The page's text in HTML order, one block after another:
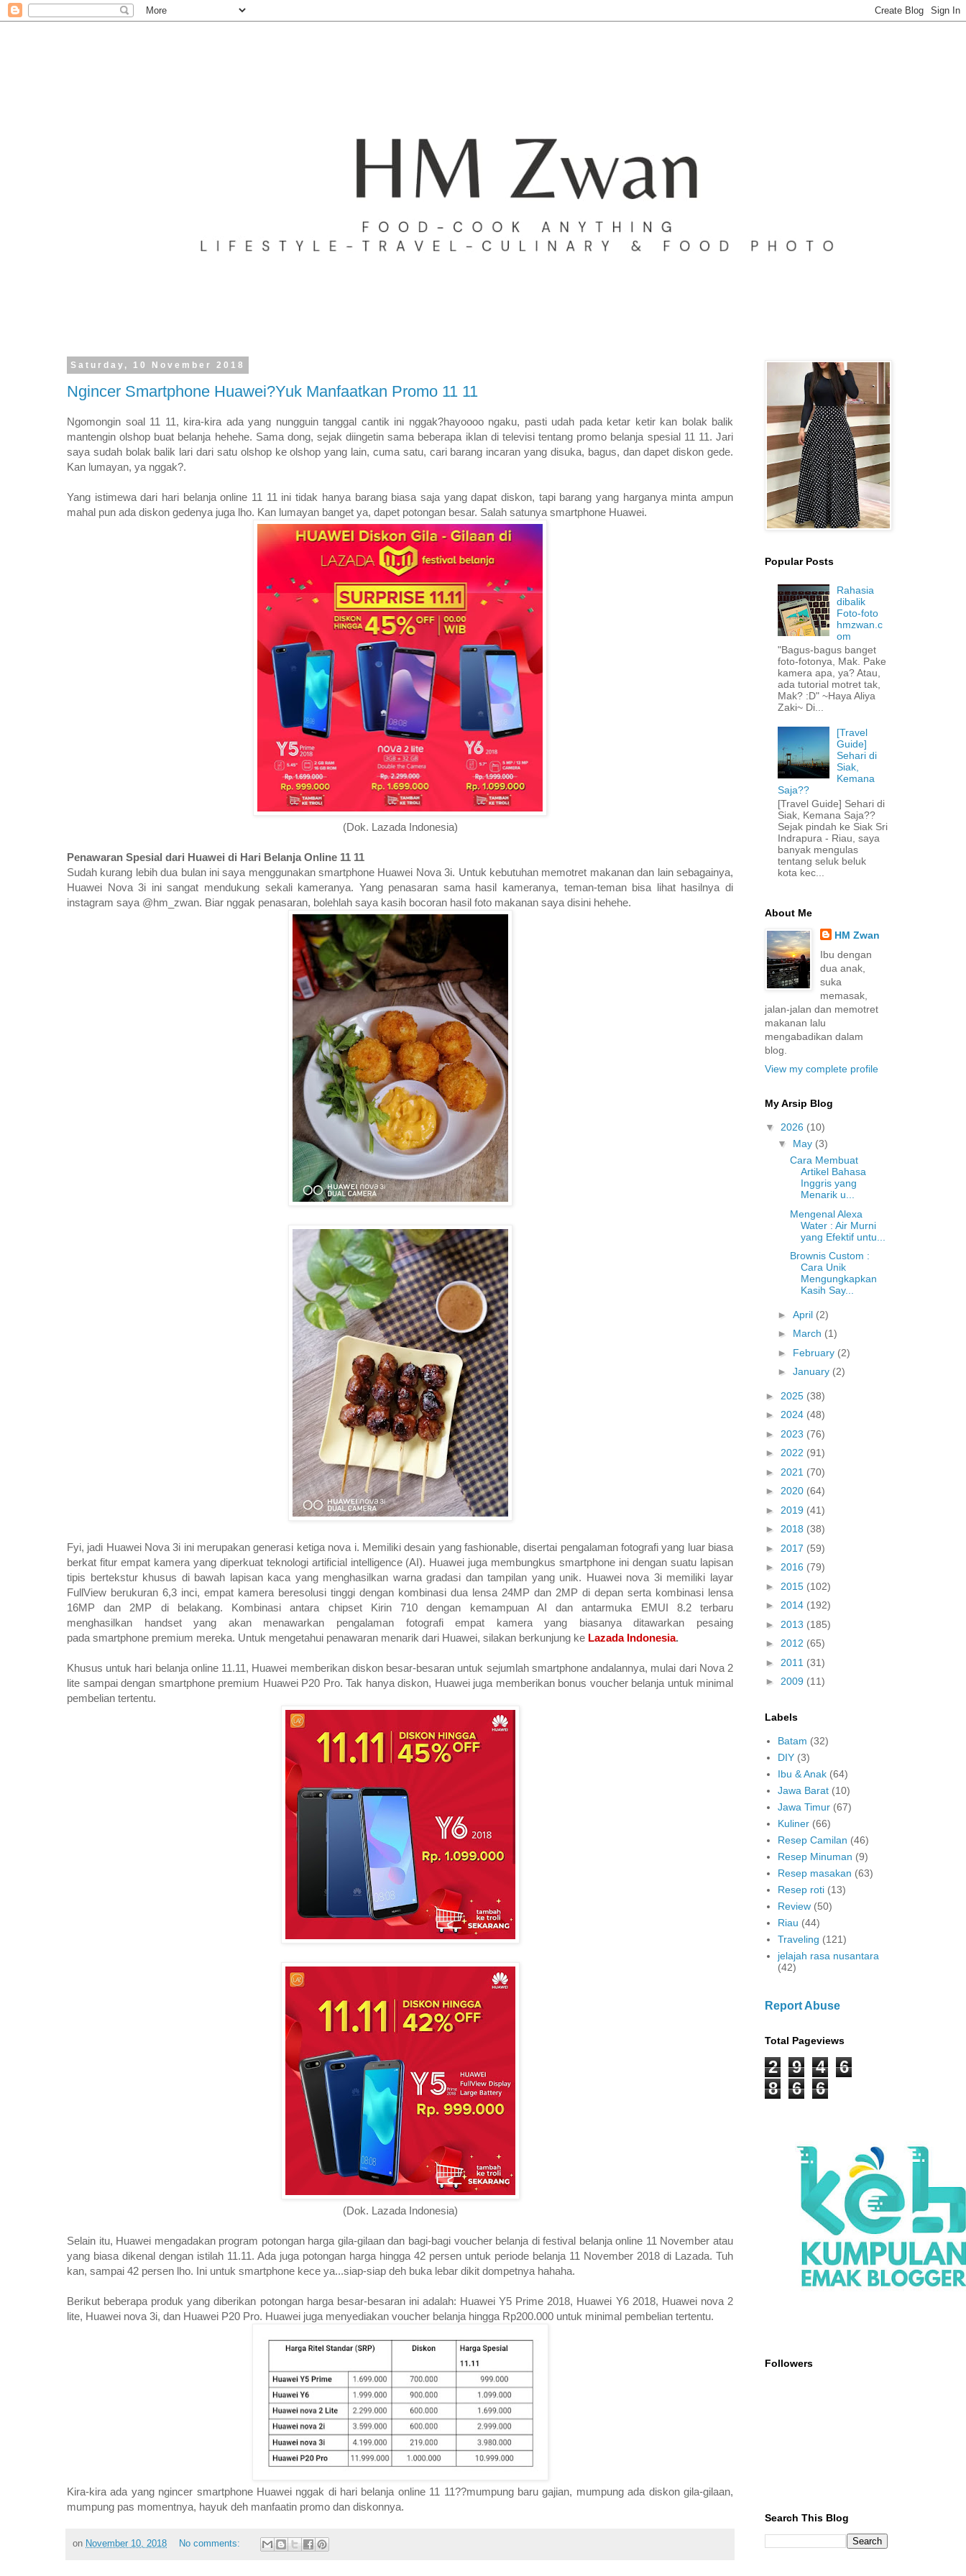
Saturday, 10 November 2018
Ngincer Smartphone Huawei?Yuk Manfaatkan Promo 11 11
Ngomongin soal 11 11, kira-kira ada yang nungguin tanggal cantik ini nggak?hayoooo ngaku, pasti udah pada ketar ketir kan bolak balik
mantengin olshop buat belanja hehehe. Sama dong, sejak diingetin sama beberapa iklan di televisi tentang promo belanja spesial 11 11. Jari
saya sudah bolak balik lari dari satu olshop ke olshop yang lain, cuma satu, cari barang incaran yang disuka, bagus, dan dapet diskon gede.
Kan lumayan, ya nggak?.
Yang istimewa dari hari belanja online 11 11 ini tidak hanya barang biasa saja yang dapat diskon, tapi barang yang harganya minta ampun
mahal pun ada diskon gedenya juga lho. Kan lumayan banget ya, dapet potongan besar. Salah satunya smartphone Huawei.
(Dok. Lazada Indonesia)
Penawaran Spesial dari Huawei di Hari Belanja Online 11 11
Sudah kurang lebih dua bulan ini saya menggunakan smartphone Huawei Nova 3i. Untuk kebutuhan memotret makanan dan lain sebagainya,
Huawei Nova 3i ini sangat mendukung sekali kameranya. Yang penasaran sama hasil kameranya, teman-teman bisa lihat hasilnya di
instagram saya @hm_zwan. Biar nggak penasaran, bolehlah saya kasih bocoran hasil foto makanan saya disini hehehe.
Fyi, jadi Huawei Nova 3i ini merupakan generasi ketiga nova i. Memiliki desain yang fashionable, disertai pengalaman fotografi yang luar biasa
berkat fitur empat kamera yang diperkuat teknologi artificial intelligence (AI). Huawei juga membungkus smartphone ini dengan suatu lapisan
tipis bertekstur khusus di bawah lapisan kaca yang menghasilkan warna gradasi dan tampilan yang unik. Huawei nova 3i memiliki layar
FullView berukuran 6,3 inci, empat kamera beresolusi tinggi dengan kombinasi dua lensa 24MP dan 2MP di depan serta kombinasi lensa
16MP dan 2MP di belakang. Kombinasi antara chipset Kirin 710 dengan kemampuan AI dan antarmuka EMUI 8.2 terbaru
menghasilkan handset yang akan menawarkan pengalaman fotografi empat kamera yang biasanya ditawarkan pesaing
pada smartphone premium mereka. Untuk mengetahui penawaran menarik dari Huawei, silakan berkunjung ke Lazada Indonesia.
Khusus untuk hari belanja online 11.11, Huawei memberikan diskon besar-besaran untuk sejumlah smartphone andalannya, mulai dari Nova 2
lite sampai dengan smartphone premium Huawei P20 Pro. Tak hanya diskon, Huawei juga memberikan bonus voucher belanja untuk minimal
pembelian tertentu.
(Dok. Lazada Indonesia)
Selain itu, Huawei mengadakan program potongan harga gila-gilaan dan bagi-bagi voucher belanja di festival belanja online 11 November atau
yang biasa dikenal dengan istilah 11.11. Ada juga potongan harga hingga 42 persen untuk periode belanja 11 November 2018 di Lazada. Tuh
kan, sampai 42 persen lho. Ini untuk smartphone kece ya...siap-siap deh buka lebar dikit dompetnya hahaha.
Berikut beberapa produk yang diberikan potongan harga besar-besaran ini adalah: Huawei Y5 Prime 2018, Huawei Y6 2018, Huawei nova 2
lite, Huawei nova 3i, dan Huawei P20 Pro. Huawei juga menyediakan voucher belanja hingga Rp200.000 untuk minimal pembelian tertentu.
Kira-kira ada yang ngincer smartphone Huawei nggak di hari belanja online 11 11??mumpung baru gajian, mumpung ada diskon gila-gilaan,
mumpung pas momentnya, hayuk deh manfaatin promo dan diskonnya.
on November 10, 2018 No comments:
Popular Posts
Rahasia
dibalik
Foto-foto
hmzwan.c
om
"Bagus-bagus banget
foto-fotonya, Mak. Pake
kamera apa, ya? Atau,
ada tutorial motret tak,
Mak? :D" ~Haya Aliya
Zaki~ Di...
[Travel
Guide]
Sehari di
Siak,
Kemana
Saja??
[Travel Guide] Sehari di
Siak, Kemana Saja??
Sejak pindah ke Siak Sri
Indrapura - Riau, saya
banyak mengulas
tentang seluk beluk
kota kec...
About Me
HM Zwan
Ibu dengan
dua anak,
suka
memasak,
jalan-jalan dan memotret
makanan lalu
mengabadikan dalam
blog.
View my complete profile
My Arsip Blog
▼ 2026 (10)
▼ May (3)
Cara Membuat
Artikel Bahasa
Inggris yang
Menarik u...
Mengenal Alexa
Water : Air Murni
yang Efektif untu...
Brownis Custom :
Cara Unik
Mengungkapkan
Kasih Say...
► April (2)
► March (1)
► February (2)
► January (2)
► 2025 (38)
► 2024 (48)
► 2023 (76)
► 2022 (91)
► 2021 (70)
► 2020 (64)
► 2019 (41)
► 2018 (38)
► 2017 (59)
► 2016 (79)
► 2015 (102)
► 2014 (192)
► 2013 (185)
► 2012 (65)
► 2011 (31)
► 2009 (11)
Labels
Batam (32)
DIY (3)
Ibu & Anak (64)
Jawa Barat (10)
Jawa Timur (67)
Kuliner (66)
Resep Camilan (46)
Resep Minuman (9)
Resep masakan (63)
Resep roti (13)
Review (50)
Riau (44)
Traveling (121)
jelajah rasa nusantara
(42)
Report Abuse
Total Pageviews
2 9 4
6
8
6 6
Followers
Search This Blog